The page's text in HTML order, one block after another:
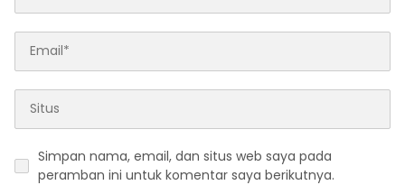
Simpan nama, email, dan situs web saya pada
peramban ini untuk komentar saya berikutnya.